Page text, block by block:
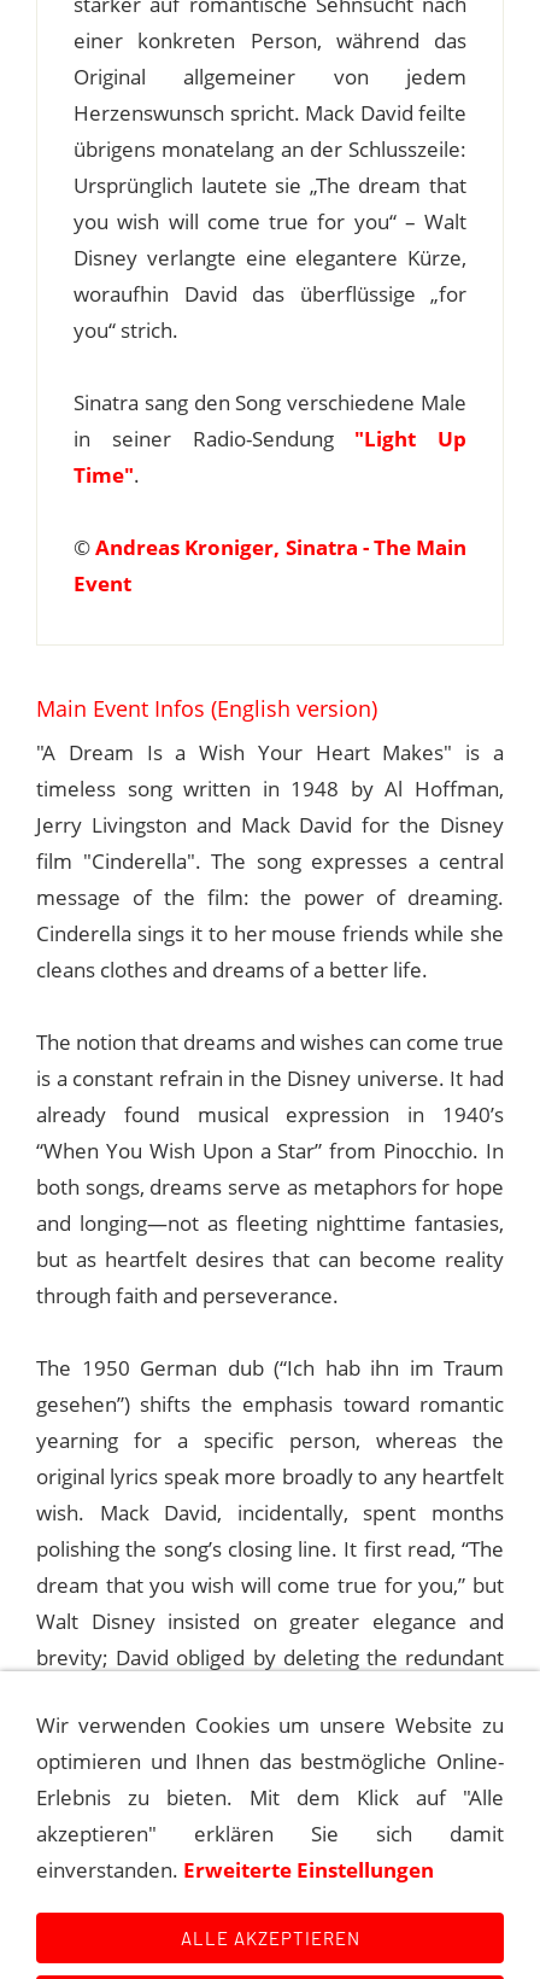
einer konkreten Person, während das
Original allgemeiner von jedem
Herzenswunsch spricht. Mack David feilte
übrigens monatelang an der Schlusszeile:
Ursprünglich lautete sie „The dream that
you wish will come true for you“ – Walt
Disney verlangte eine elegantere Kürze,
woraufhin David das überflüssige „for
you“ strich.
Sinatra sang den Song verschiedene Male
in seiner Radio-Sendung "Light Up
Time".
©Andreas Kroniger, Sinatra - The Main
Event
Main Event Infos (English version)
"A Dream Is a Wish Your Heart Makes" is a
timeless song written in 1948 by Al Hoffman,
Jerry Livingston and Mack David for the Disney
film "Cinderella". The song expresses a central
message of the film: the power of dreaming.
Cinderella sings it to her mouse friends while she
cleans clothes and dreams of a better life.
The notion that dreams and wishes can come true
is a constant refrain in the Disney universe. It had
already found musical expression in 1940’s
“When You Wish Upon a Star” from Pinocchio. In
both songs, dreams serve as metaphors for hope
and longing—not as fleeting nighttime fantasies,
but as heartfelt desires that can become reality
through faith and perseverance.
The 1950 German dub (“Ich hab ihn im Traum
gesehen”) shifts the emphasis toward romantic
yearning for a specific person, whereas the
original lyrics speak more broadly to any heartfelt
wish. Mack David, incidentally, spent months
polishing the song’s closing line. It first read, “The
dream that you wish will come true for you,” but
Walt Disney insisted on greater elegance and
brevity; David obliged by deleting the redundant
Sinatra sang the song several times on his radio
show "Light Up Time".
© Andreas Kroniger, Sinatra - The Main Event
Wir verwenden Cookies um unsere Website zu
optimieren und Ihnen das bestmögliche Online-
Erlebnis zu bieten. Mit dem Klick auf "Alle
akzeptieren" erklären Sie sich damit
einverstanden. Erweiterte Einstellungen
ALLE AKZEPTIEREN